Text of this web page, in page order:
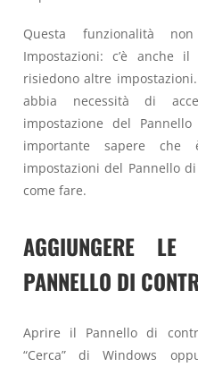
Questa funzionalità
Impostazioni: c’è anche
risiedono altre
abbia necessità di
impostazione del
importante sapere che
impostazioni del Pannello
come fare.
AGGIUNGERE LE
PANNELLO DI
Aprire il Pannello di
“Cerca” di Windows